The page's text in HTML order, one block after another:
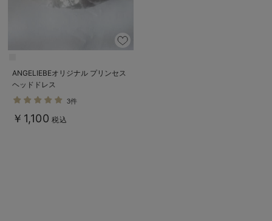
ANGELIEBEオリジナル プリンセス
ヘッドドレス
3件
￥1,100 税込